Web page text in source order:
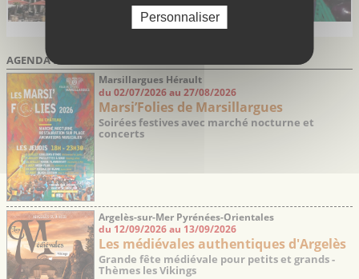
AGENDA DES SORTIES
Marsillargues Hérault
du 02/07/2026 au 27/08/2026
Marsi’Folies de Marsillargues
Soirées festives avec marché nocturne et
concerts
Argelès-sur-Mer Pyrénées-Orientales
du 12/09/2026 au 13/09/2026
Les médiévales authentiques d'Argelès
Grande fête médiévale pour petits et grands -
Thèmes les Vikings
Personnaliser